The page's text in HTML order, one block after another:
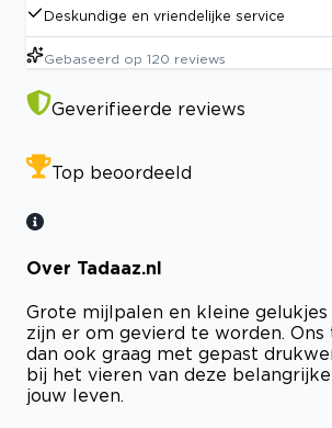
Deskundige en vriendelijke service
Gebaseerd op 120 reviews
Geverifieerde reviews
Top beoordeeld
Over Tadaaz.nl
Grote mijlpalen en kleine
zijn er om gevierd te worden.
dan ook graag met gepast
bij het vieren van deze
jouw leven.